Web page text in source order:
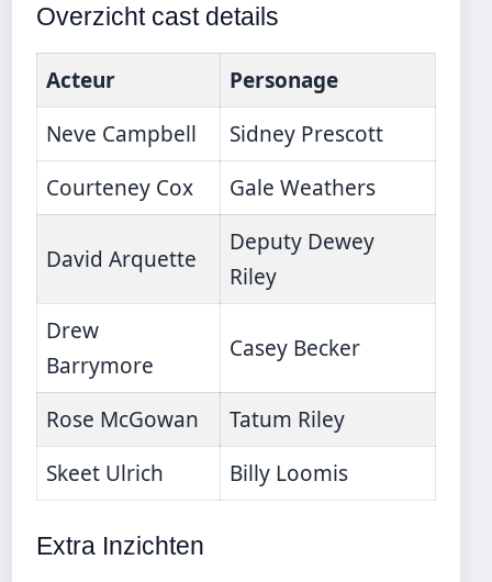
Overzicht cast details
Acteur
Personage
Neve Campbell
Sidney Prescott
Courteney Cox
Gale Weathers
David Arquette
Deputy Dewey
Riley
Drew
Barrymore
Casey Becker
Rose McGowan
Tatum Riley
Skeet Ulrich
Billy Loomis
Extra Inzichten